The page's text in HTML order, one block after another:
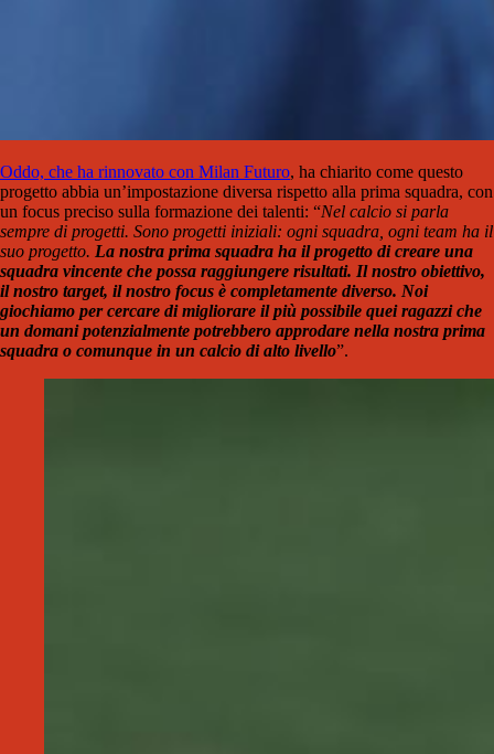
Oddo, che ha rinnovato con Milan Futuro, ha chiarito come questo
progetto abbia un’impostazione diversa rispetto alla prima squadra, con
un focus preciso sulla formazione dei talenti: “Nel calcio si parla
sempre di progetti. Sono progetti iniziali: ogni squadra, ogni team ha il
suo progetto. La nostra prima squadra ha il progetto di creare una
squadra vincente che possa raggiungere risultati. Il nostro obiettivo,
il nostro target, il nostro focus è completamente diverso. Noi
giochiamo per cercare di migliorare il più possibile quei ragazzi che
un domani potenzialmente potrebbero approdare nella nostra prima
squadra o comunque in un calcio di alto livello”.